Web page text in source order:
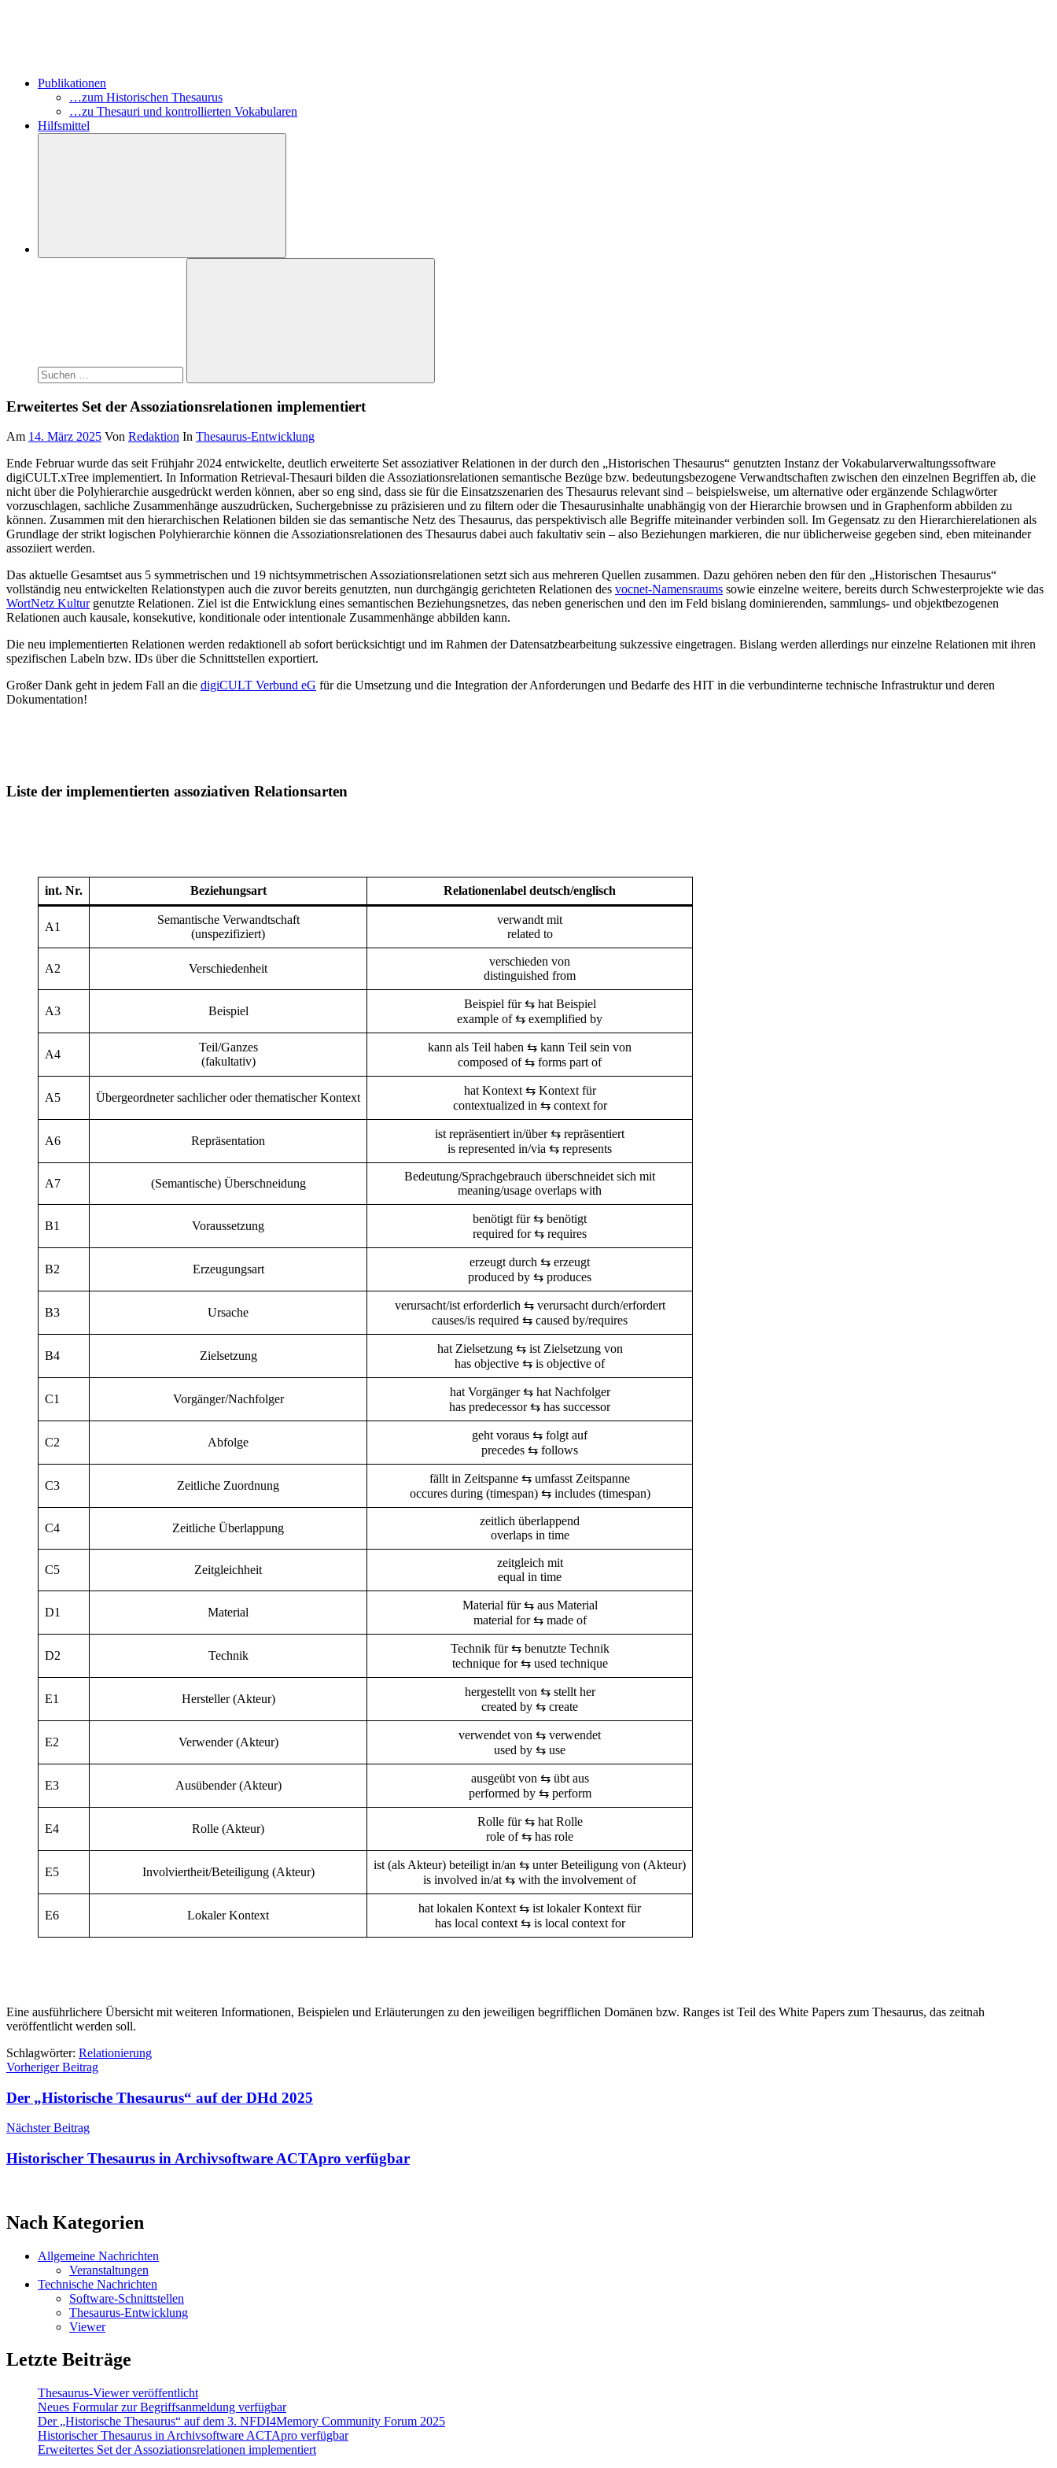
Publikationen
…zum Historischen Thesaurus
…zu Thesauri und kontrollierten Vokabularen
Hilfsmittel
Suchen
Erweitertes Set der Assoziationsrelationen implementiert
Am 14. März 2025 Von Redaktion In Thesaurus-Entwicklung
Ende Februar wurde das seit Frühjahr 2024 entwickelte, deutlich erweiterte Set assoziativer Relationen in der durch den „Historischen Thesaurus“ genutzten Instanz der Vokabularverwaltungssoftware
digiCULT.xTree implementiert. In Information Retrieval-Thesauri bilden die Assoziationsrelationen semantische Bezüge bzw. bedeutungsbezogene Verwandtschaften zwischen den einzelnen Begriffen ab, die
nicht über die Polyhierarchie ausgedrückt werden können, aber so eng sind, dass sie für die Einsatzszenarien des Thesaurus relevant sind – beispielsweise, um alternative oder ergänzende Schlagwörter
vorzuschlagen, sachliche Zusammenhänge auszudrücken, Suchergebnisse zu präzisieren und zu filtern oder die Thesaurusinhalte unabhängig von der Hierarchie browsen und in Graphenform abbilden zu
können. Zusammen mit den hierarchischen Relationen bilden sie das semantische Netz des Thesaurus, das perspektivisch alle Begriffe miteinander verbinden soll. Im Gegensatz zu den Hierarchierelationen als
Grundlage der strikt logischen Polyhierarchie können die Assoziationsrelationen des Thesaurus dabei auch fakultativ sein – also Beziehungen markieren, die nur üblicherweise gegeben sind, eben miteinander
assoziiert werden.
Das aktuelle Gesamtset aus 5 symmetrischen und 19 nichtsymmetrischen Assoziationsrelationen setzt sich aus mehreren Quellen zusammen. Dazu gehören neben den für den „Historischen Thesaurus“
vollständig neu entwickelten Relationstypen auch die zuvor bereits genutzten, nun durchgängig gerichteten Relationen des vocnet-Namensraums sowie einzelne weitere, bereits durch Schwesterprojekte wie das
WortNetz Kulturgenutzte Relationen. Ziel ist die Entwicklung eines semantischen Beziehungsnetzes, das neben generischen und den im Feld bislang dominierenden, sammlungs- und objektbezogenen
Relationen auch kausale, konsekutive, konditionale oder intentionale Zusammenhänge abbilden kann.
Die neu implementierten Relationen werden redaktionell ab sofort berücksichtigt und im Rahmen der Datensatzbearbeitung sukzessive eingetragen. Bislang werden allerdings nur einzelne Relationen mit ihren
spezifischen Labeln bzw. IDs über die Schnittstellen exportiert.
Großer Dank geht in jedem Fall an die digiCULT Verbund eG für die Umsetzung und die Integration der Anforderungen und Bedarfe des HIT in die verbundinterne technische Infrastruktur und deren
Dokumentation!
Liste der implementierten assoziativen Relationsarten
int. Nr. Beziehungsart Relationenlabel deutsch/englisch
A1
Semantische Verwandtschaft
(unspezifiziert)
verwandt mit
related to
A2 Verschiedenheit
verschieden von
distinguished from
A3 Beispiel
Beispiel für ⇆ hat Beispiel
example of ⇆ exemplified by
A4
Teil/Ganzes
(fakultativ)
kann als Teil haben ⇆ kann Teil sein von
composed of ⇆ forms part of
A5 Übergeordneter sachlicher oder thematischer Kontext
hat Kontext ⇆ Kontext für
contextualized in ⇆ context for
A6 Repräsentation
ist repräsentiert in/über ⇆ repräsentiert
is represented in/via ⇆ represents
A7 (Semantische) Überschneidung
Bedeutung/Sprachgebrauch überschneidet sich mit
meaning/usage overlaps with
B1 Voraussetzung
benötigt für ⇆ benötigt
required for ⇆ requires
B2 Erzeugungsart
erzeugt durch ⇆ erzeugt
produced by ⇆ produces
B3 Ursache
verursacht/ist erforderlich ⇆ verursacht durch/erfordert
causes/is required ⇆ caused by/requires
B4 Zielsetzung
hat Zielsetzung ⇆ ist Zielsetzung von
has objective ⇆ is objective of
C1 Vorgänger/Nachfolger
hat Vorgänger ⇆ hat Nachfolger
has predecessor ⇆ has successor
C2 Abfolge
geht voraus ⇆ folgt auf
precedes ⇆ follows
C3 Zeitliche Zuordnung
fällt in Zeitspanne ⇆ umfasst Zeitspanne
occures during (timespan) ⇆ includes (timespan)
C4 Zeitliche Überlappung
zeitlich überlappend
overlaps in time
C5 Zeitgleichheit
zeitgleich mit
equal in time
D1 Material
Material für ⇆ aus Material
material for ⇆ made of
D2 Technik
Technik für ⇆ benutzte Technik
technique for ⇆ used technique
E1 Hersteller (Akteur)
hergestellt von ⇆ stellt her
created by ⇆ create
E2 Verwender (Akteur)
verwendet von ⇆ verwendet
used by ⇆ use
E3 Ausübender (Akteur)
ausgeübt von ⇆ übt aus
performed by ⇆ perform
E4 Rolle (Akteur)
Rolle für ⇆ hat Rolle
role of ⇆ has role
E5 Involviertheit/Beteiligung (Akteur)
ist (als Akteur) beteiligt in/an ⇆ unter Beteiligung von (Akteur)
is involved in/at ⇆ with the involvement of
E6 Lokaler Kontext
hat lokalen Kontext ⇆ ist lokaler Kontext für
has local context ⇆ is local context for
Eine ausführlichere Übersicht mit weiteren Informationen, Beispielen und Erläuterungen zu den jeweiligen begrifflichen Domänen bzw. Ranges ist Teil des White Papers zum Thesaurus, das zeitnah
veröffentlicht werden soll.
Schlagwörter: Relationierung
Beitragsnavigation
Vorheriger Beitrag
Der „Historische Thesaurus“ auf der DHd 2025
Nächster Beitrag
Historischer Thesaurus in Archivsoftware ACTApro verfügbar
Nach Kategorien
Allgemeine Nachrichten
Veranstaltungen
Technische Nachrichten
Software-Schnittstellen
Thesaurus-Entwicklung
Viewer
Letzte Beiträge
Thesaurus-Viewer veröffentlicht
Neues Formular zur Begriffsanmeldung verfügbar
Der „Historische Thesaurus“ auf dem 3. NFDI4Memory Community Forum 2025
Historischer Thesaurus in Archivsoftware ACTApro verfügbar
Erweitertes Set der Assoziationsrelationen implementiert